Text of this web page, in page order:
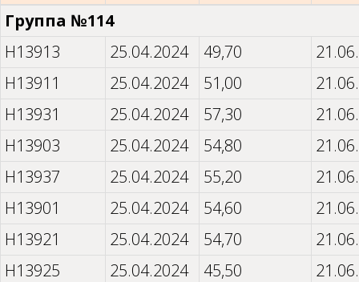
Группа №114
H13913
25.04.2024 49,70
H13911
25.04.2024 51,00
H13931
25.04.2024 57,30
H13903
25.04.2024 54,80
H13937
25.04.2024 55,20
H13901
25.04.2024 54,60
H13921
25.04.2024 54,70
H13925
25.04.2024 45,50